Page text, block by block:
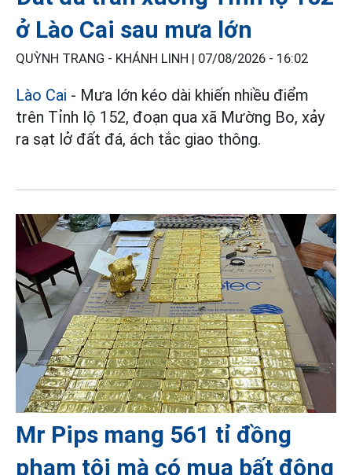
ở Lào Cai sau mưa lớn
QUỲNH TRANG - KHÁNH LINH | 07/08/2026 - 16:02
Lào Cai - Mưa lớn kéo dài khiến nhiều điểm
trên Tỉnh lộ 152, đoạn qua xã Mường Bo, xảy
ra sạt lở đất đá, ách tắc giao thông.
Mr Pips mang 561 tỉ đồng
phạm tội mà có mua bất động